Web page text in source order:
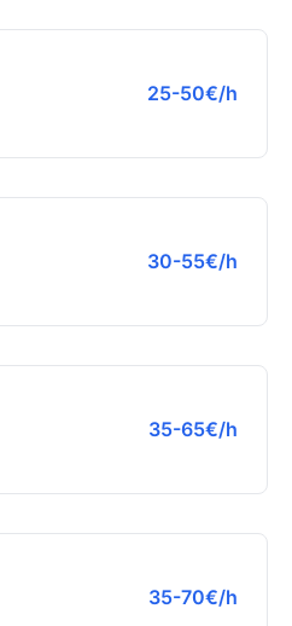
25-50€/h
30-55€/h
35-65€/h
35-70€/h